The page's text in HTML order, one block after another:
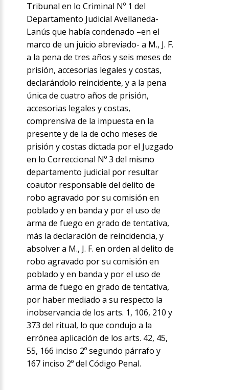
Tribunal en lo Criminal Nº 1 del
Departamento Judicial Avellaneda-
Lanús que había condenado –en el
marco de un juicio abreviado- a M., J. F.
a la pena de tres años y seis meses de
prisión, accesorias legales y costas,
declarándolo reincidente, y a la pena
única de cuatro años de prisión,
accesorias legales y costas,
comprensiva de la impuesta en la
presente y de la de ocho meses de
prisión y costas dictada por el Juzgado
en lo Correccional Nº 3 del mismo
departamento judicial por resultar
coautor responsable del delito de
robo agravado por su comisión en
poblado y en banda y por el uso de
arma de fuego en grado de tentativa,
más la declaración de reincidencia, y
absolver a M., J. F. en orden al delito de
robo agravado por su comisión en
poblado y en banda y por el uso de
arma de fuego en grado de tentativa,
por haber mediado a su respecto la
inobservancia de los arts. 1, 106, 210 y
373 del ritual, lo que condujo a la
errónea aplicación de los arts. 42, 45,
55, 166 inciso 2º segundo párrafo y
167 inciso 2º del Código Penal.